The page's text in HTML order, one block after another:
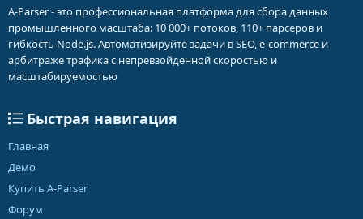
A-Parser - это профессиональная платформа для сбора данных
промышленного масштаба: 10 000+ потоков, 110+ парсеров и
гибкость Node.js. Автоматизируйте задачи в SEO, e-commerce и
арбитраже трафика с непревзойденной скоростью и
масштабируемостью
Быстрая навигация
Главная
Демо
Купить A-Parser
Форум